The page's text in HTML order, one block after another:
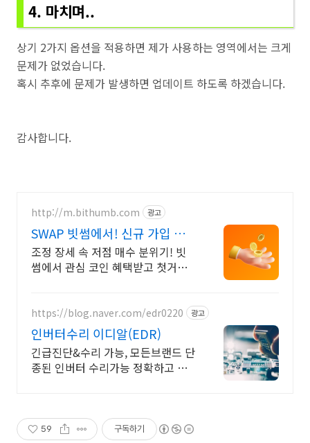
4. 마치며..
상기 2가지 옵션을 적용하면 제가 사용하는 영역에서는 크게
문제가 없었습니다.
혹시 추후에 문제가 발생하면 업데이트 하도록 하겠습니다.
감사합니다.
http://m.bithumb.com 광고
SWAP 빗썸에서! 신규 가입 시 5
만원 혜택
조정 장세 속 저점 매수 분위기! 빗
썸에서 관심 코인 혜택받고 첫거래
https://blog.naver.com/edr0220 광고
인버터수리 이디알(EDR)
긴급진단&수리 가능, 모든브랜드 단
종된 인버터 수리가능 정확하고 빠
59 구독하기